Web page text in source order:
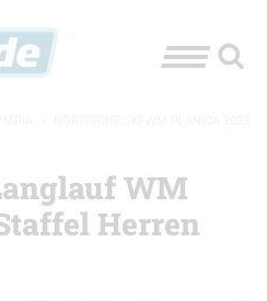
WM
Herren